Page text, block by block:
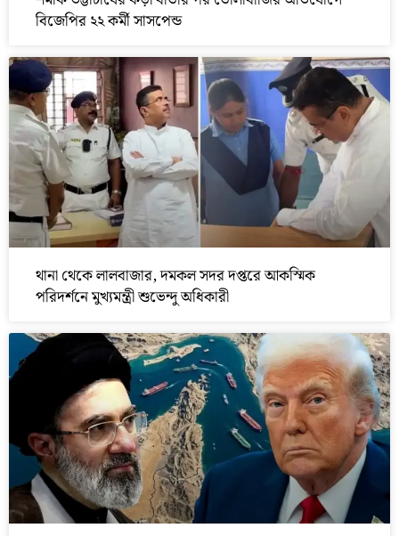
বিজেপির ২২ কর্মী সাসপেন্ড
থানা থেকে লালবাজার, দমকল সদর দপ্তরে আকস্মিক
পরিদর্শনে মুখ্যমন্ত্রী শুভেন্দু অধিকারী